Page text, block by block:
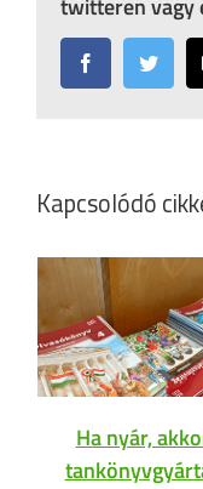
twitteren vagy
Facebook
Kapcsolódó
Ha nyár,